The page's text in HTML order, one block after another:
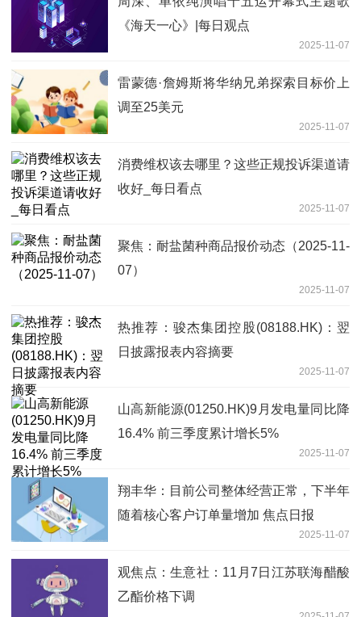
《海天一心》|每日观点
2025-11-07
雷蒙德·詹姆斯将华纳兄弟探索目标价上
调至25美元
2025-11-07
消费维权该去哪里？这些正规投诉渠道请
收好_每日看点
2025-11-07
聚焦：耐盐菌种商品报价动态（2025-11-
07）
2025-11-07
热推荐：骏杰集团控股(08188.HK)：翌
日披露报表内容摘要
2025-11-07
山高新能源(01250.HK)9月发电量同比降
16.4% 前三季度累计增长5%
2025-11-07
翔丰华：目前公司整体经营正常，下半年
随着核心客户订单量增加 焦点日报
2025-11-07
观焦点：生意社：11月7日江苏联海醋酸
乙酯价格下调